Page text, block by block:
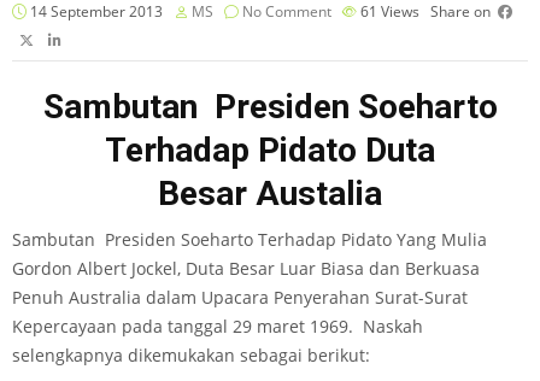
14 September 2013 MS No Comment 61 Views Share on
Sambutan Presiden Soeharto
Terhadap Pidato Duta
Besar Austalia
Sambutan Presiden Soeharto Terhadap Pidato Yang Mulia
Gordon Albert Jockel, Duta Besar Luar Biasa dan Berkuasa
Penuh Australia dalam Upacara Penyerahan Surat-Surat
Kepercayaan pada tanggal 29 maret 1969. Naskah
selengkapnya dikemukakan sebagai berikut: